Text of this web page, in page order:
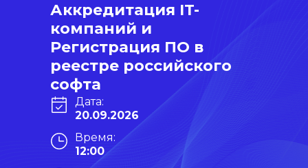
Аккредитация IT-
компаний и
Регистрация ПО в
реестре российского
софта
Дата:
20.09.2026
Время:
12:00